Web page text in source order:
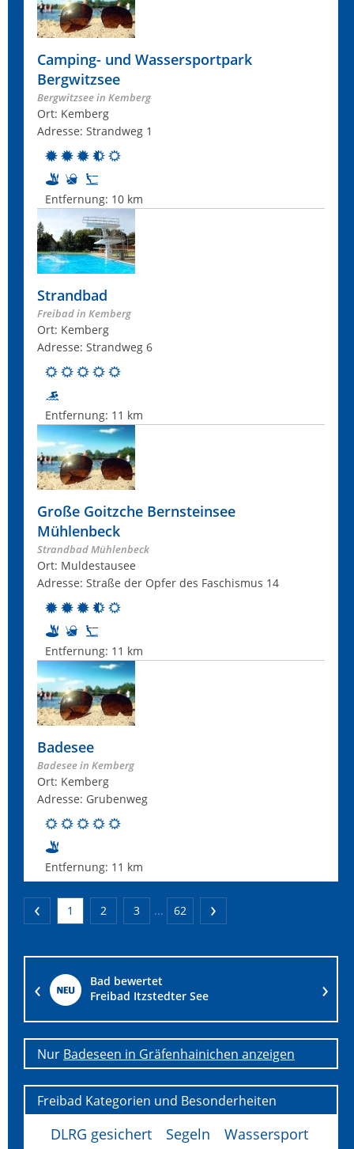
Camping- und Wassersportpark
Bergwitzsee
Bergwitzsee in Kemberg
Ort: Kemberg
Adresse: Strandweg 1
Entfernung: 10 km
Strandbad
Freibad in Kemberg
Ort: Kemberg
Adresse: Strandweg 6
Entfernung: 11 km
Große Goitzche Bernsteinsee
Mühlenbeck
Strandbad Mühlenbeck
Ort: Muldestausee
Adresse: Straße der Opfer des Faschismus 14
Entfernung: 11 km
Badesee
Badesee in Kemberg
Ort: Kemberg
Adresse: Grubenweg
Entfernung: 11 km
1 2 3 ... 62
Bad bewertet
Passower See
Nur Badeseen in Gräfenhainichen anzeigen
Freibad Kategorien und Besonderheiten
DLRG gesichert Segeln
Wassersport